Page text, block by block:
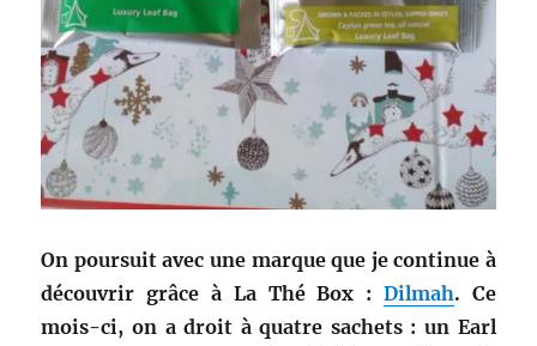
On poursuit avec une marque que je continue à
découvrir grâce à La Thé Box : Dilmah. Ce
mois-ci, on a droit à quatre sachets : un Earl